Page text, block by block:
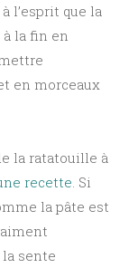
l’esprit que la
la fin en
en morceaux
la ratatouille à
recette . Si
la pâte est
la sente